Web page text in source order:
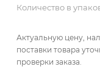
Количество в
Актуальную цену,
поставки товара
проверки заказа.